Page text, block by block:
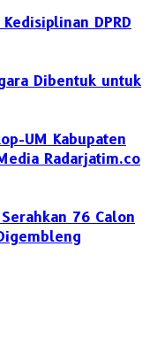
DPRD
Dibentuk untuk
UM Kabupaten
Radarjatim.co
76 Calon